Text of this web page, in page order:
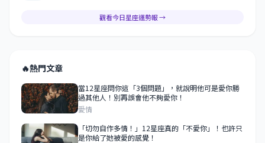
觀看今日星座運勢報 →
🔥熱門文章
當12星座問你這「3個問題」，就說明他可是愛你勝
過其他人！別再誤會他不夠愛你！
愛情
「切勿自作多情！」12星座真的「不愛你」！也許只
是你給了她被愛的感覺！